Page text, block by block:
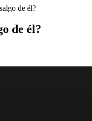
de él?
de él?